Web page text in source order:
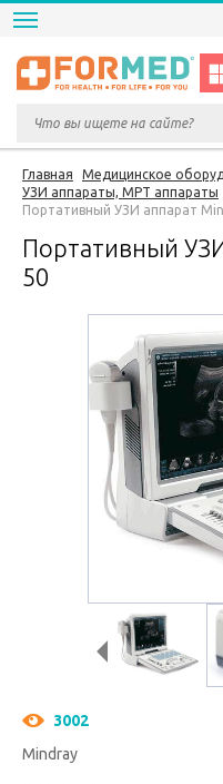
Главная
Медицинское
УЗИ аппараты, МРТ аппараты
Портативный УЗИ аппарат
Портативный
50
3002
Mindray